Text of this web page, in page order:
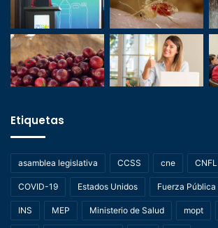
Etiquetas
asamblea legislativa CCSS cne CNFL
COVID-19 Estados Unidos Fuerza Pública
INS MEP Ministerio de Salud mopt